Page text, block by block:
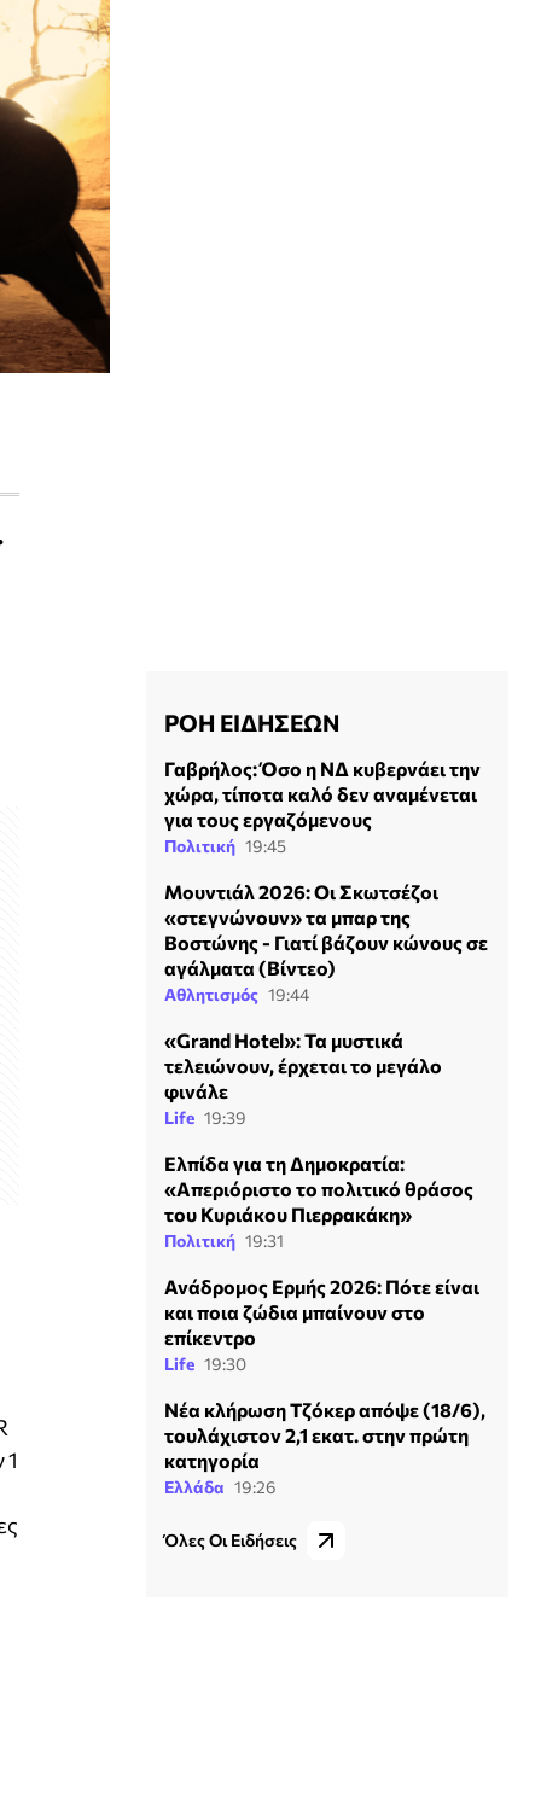
ΡΟΗ ΕΙΔΗΣΕΩΝ
Γαβρήλος: Όσο η ΝΔ κυβερνάει την
χώρα, τίποτα καλό δεν αναμένεται
για τους εργαζόμενους
Πολιτική 19:45
Μουντιάλ 2026: Οι Σκωτσέζοι
«στεγνώνουν» τα μπαρ της
Βοστώνης - Γιατί βάζουν κώνους σε
αγάλματα (Βίντεο)
Αθλητισμός 19:44
«Grand Hotel»: Τα μυστικά
τελειώνουν, έρχεται το μεγάλο
φινάλε
Life 19:39
Ελπίδα για τη Δημοκρατία:
«Απεριόριστο το πολιτικό θράσος
του Κυριάκου Πιερρακάκη»
Πολιτική 19:31
Ανάδρομος Ερμής 2026: Πότε είναι
και ποια ζώδια μπαίνουν στο
επίκεντρο
Life 19:30
Νέα κλήρωση Τζόκερ απόψε (18/6),
τουλάχιστον 2,1 εκατ. στην πρώτη
κατηγορία
Ελλάδα 19:26
Όλες Οι Ειδήσεις